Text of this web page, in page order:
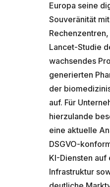
Europa seine
Souveränität
Lancet-Studie
wachsendes
generierten
der
auf. Für
hierzulande
eine aktuelle
DSGVO-
KI-Diensten auf
Infrastruktur